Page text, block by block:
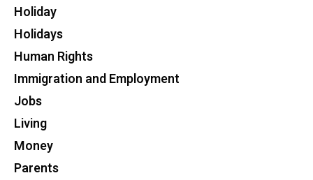
Holiday
Holidays
Human Rights
Immigration and Employment
Jobs
Living
Money
Parents